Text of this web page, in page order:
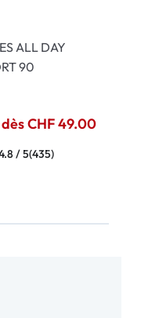
ALL DAY
90
dès CHF 49.00
/ 5(435)